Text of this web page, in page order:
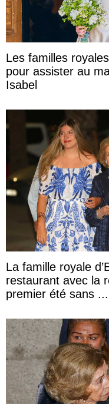
Les familles
pour assister au
Isabel
La famille royale
restaurant avec la
premier été sans ...